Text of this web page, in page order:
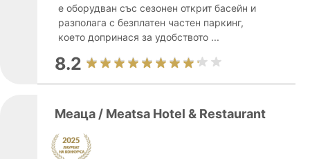
е оборудван със сезонен открит басейн и
разполага с безплатен частен паркинг,
което допринася за удобството ...
8.2
Меаца / Meatsa Hotel & Restaurant